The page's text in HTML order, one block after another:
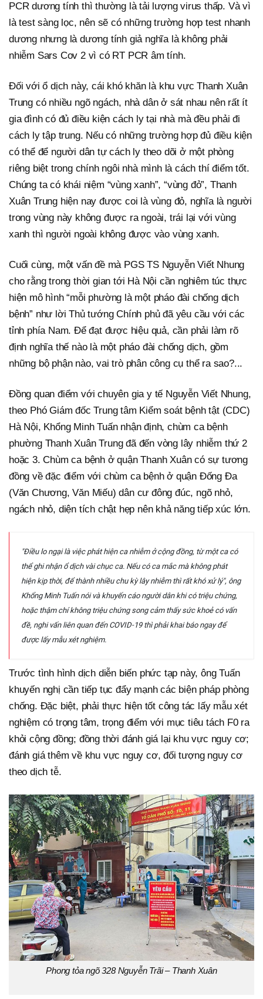
PCR dương tính thì thường là tải lượng virus thấp. Và vì
là test sàng lọc, nên sẽ có những trường hợp test nhanh
dương nhưng là dương tính giả nghĩa là không phải
nhiễm Sars Cov 2 vì có RT PCR âm tính.
Đối với ổ dịch này, cái khó khăn là khu vực Thanh Xuân
Trung có nhiều ngõ ngách, nhà dân ở sát nhau nên rất ít
gia đình có đủ điều kiện cách ly tại nhà mà đều phải đi
cách ly tập trung. Nếu có những trường hợp đủ điều kiện
có thể để người dân tự cách ly theo dõi ở một phòng
riêng biệt trong chính ngôi nhà mình là cách thí điểm tốt.
Chúng ta có khái niệm “vùng xanh”, “vùng đỏ”, Thanh
Xuân Trung hiện nay được coi là vùng đỏ, nghĩa là người
trong vùng này không được ra ngoài, trái lại với vùng
xanh thì người ngoài không được vào vùng xanh.
Cuối cùng, một vấn đề mà PGS TS Nguyễn Viết Nhung
cho rằng trong thời gian tới Hà Nội cần nghiêm túc thực
hiện mô hình “mỗi phường là một pháo đài chống dịch
bệnh” như lời Thủ tướng Chính phủ đã yêu cầu với các
tỉnh phía Nam. Để đạt được hiệu quả, cần phải làm rõ
định nghĩa thế nào là một pháo đài chống dịch, gồm
những bộ phận nào, vai trò phân công cụ thể ra sao?...
Đồng quan điểm với chuyên gia y tế Nguyễn Viết Nhung,
theo Phó Giám đốc Trung tâm Kiểm soát bệnh tật (CDC)
Hà Nội, Khổng Minh Tuấn nhận định, chùm ca bệnh
phường Thanh Xuân Trung đã đến vòng lây nhiễm thứ 2
hoặc 3. Chùm ca bệnh ở quận Thanh Xuân có sự tương
đồng về đặc điểm với chùm ca bệnh ở quận Đống Đa
(Văn Chương, Văn Miếu) dân cư đông đúc, ngõ nhỏ,
ngách nhỏ, diện tích chật hẹp nên khả năng tiếp xúc lớn.
"Điều lo ngại là việc phát hiện ca nhiễm ở cộng đồng, từ một ca có
thể ghi nhận ổ dịch vài chục ca. Nếu có ca mắc mà không phát
hiện kịp thời, để thành nhiều chu kỳ lây nhiễm thì rất khó xử lý", ông
Khổng Minh Tuấn nói và khuyến cáo người dân khi có triệu chứng,
hoặc thậm chí không triệu chứng song cảm thấy sức khoẻ có vấn
đề, nghi vấn liên quan đến COVID-19 thì phải khai báo ngay để
được lấy mẫu xét nghiệm.
Trước tình hình dịch diễn biến phức tạp này, ông Tuấn
khuyến nghị cần tiếp tục đẩy mạnh các biện pháp phòng
chống. Đặc biệt, phải thực hiện tốt công tác lấy mẫu xét
nghiệm có trọng tâm, trọng điểm với mục tiêu tách F0 ra
khỏi cộng đồng; đồng thời đánh giá lại khu vực nguy cơ;
đánh giá thêm về khu vực nguy cơ, đối tượng nguy cơ
theo dịch tễ.
Phong tỏa ngõ 328 Nguyễn Trãi – Thanh Xuân